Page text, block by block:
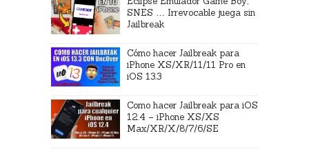
SNES … Irrevocable juega sin
Jailbreak
Cómo hacer Jailbreak para
iPhone XS/XR/11/11 Pro en
iOS 13.3
Como hacer Jailbreak para iOS
12.4 – iPhone XS/XS
Max/XR/X/8/7/6/SE